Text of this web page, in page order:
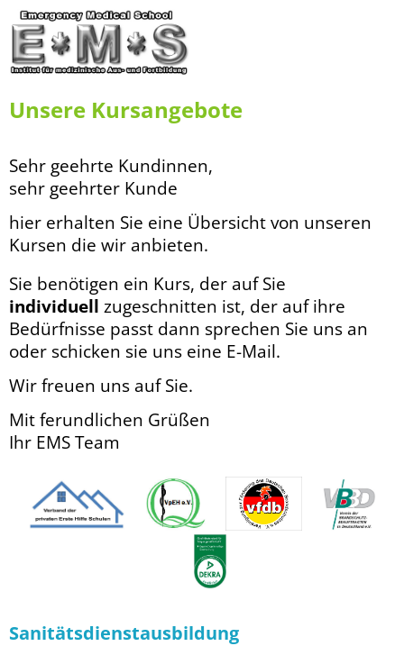
Unsere Kursangebote
Sehr geehrte Kundinnen,
sehr geehrter Kunde
hier erhalten Sie eine Übersicht von unseren
Kursen die wir anbieten.
Sie benötigen ein Kurs, der auf Sie
individuell zugeschnitten ist, der auf ihre
Bedürfnisse passt dann sprechen Sie uns an
oder schicken sie uns eine E-Mail.
Wir freuen uns auf Sie.
Mit ferundlichen Grüßen
Ihr EMS Team
Sanitätsdienstausbildung